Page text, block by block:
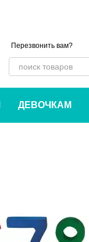
Перезвонить вам?
ДЕВОЧКАМ